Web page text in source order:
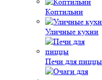
Коптильни
Уличные кухни
Печи для пиццы